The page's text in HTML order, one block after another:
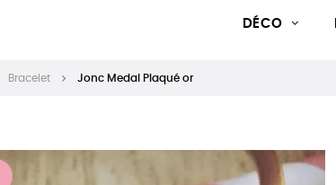
DÉCO
Bracelet Jonc Medal Plaqué or